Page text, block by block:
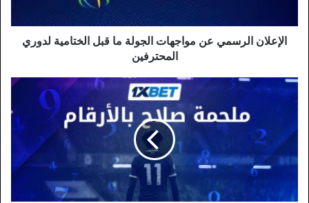
لدوري
المحترفين
الإعلان الرسمي عن مواجهات الجولة ما قبل الختامية لدوري
المحترفين
نهاية
حقبة
مسيرة
محمد
صلاح
الأسطورية
ليفربول